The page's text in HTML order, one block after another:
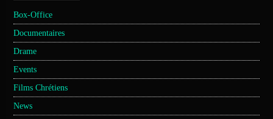
Box-Office
Documentaires
Drame
Events
Films Chrétiens
News